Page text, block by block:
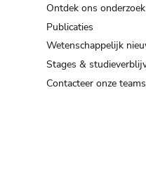
Ontdek ons onderzoek
Publicaties
Wetenschappelijk
Stages &
Contacteer onze teams